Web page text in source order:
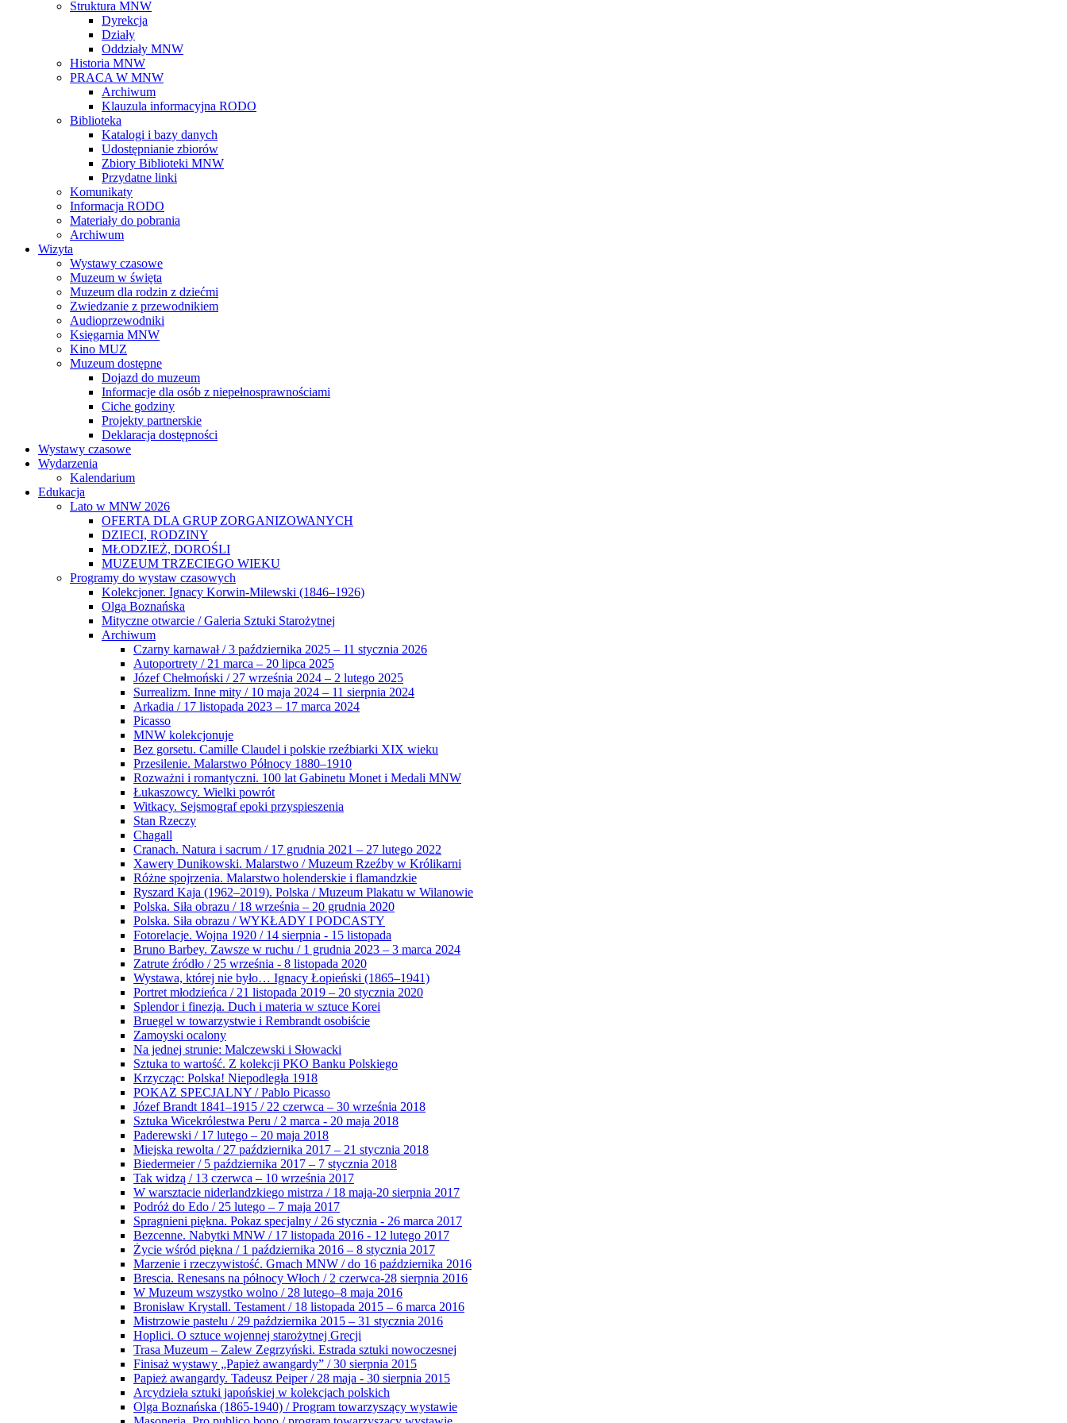
Struktura MNW
Dyrekcja
Działy
Oddziały MNW
Historia MNW
PRACA W MNW
Archiwum
Klauzula informacyjna RODO
Biblioteka
Katalogi i bazy danych
Udostępnianie zbiorów
Zbiory Biblioteki MNW
Przydatne linki
Komunikaty
Informacja RODO
Materiały do pobrania
Archiwum
Wizyta
Wystawy czasowe
Muzeum w święta
Muzeum dla rodzin z dziećmi
Zwiedzanie z przewodnikiem
Audioprzewodniki
Księgarnia MNW
Kino MUZ
Muzeum dostępne
Dojazd do muzeum
Informacje dla osób z niepełnosprawnościami
Ciche godziny
Projekty partnerskie
Deklaracja dostępności
Wystawy czasowe
Wydarzenia
Kalendarium
Edukacja
Lato w MNW 2026
OFERTA DLA GRUP ZORGANIZOWANYCH
DZIECI, RODZINY
MŁODZIEŻ, DOROŚLI
MUZEUM TRZECIEGO WIEKU
Programy do wystaw czasowych
Kolekcjoner. Ignacy Korwin-Milewski (1846–1926)
Olga Boznańska
Mityczne otwarcie / Galeria Sztuki Starożytnej
Archiwum
Czarny karnawał / 3 października 2025 – 11 stycznia 2026
Autoportrety / 21 marca – 20 lipca 2025
Józef Chełmoński / 27 września 2024 – 2 lutego 2025
Surrealizm. Inne mity / 10 maja 2024 – 11 sierpnia 2024
Arkadia / 17 listopada 2023 – 17 marca 2024
Picasso
MNW kolekcjonuje
Bez gorsetu. Camille Claudel i polskie rzeźbiarki XIX wieku
Przesilenie. Malarstwo Północy 1880–1910
Rozważni i romantyczni. 100 lat Gabinetu Monet i Medali MNW
Łukaszowcy. Wielki powrót
Witkacy. Sejsmograf epoki przyspieszenia
Stan Rzeczy
Chagall
Cranach. Natura i sacrum / 17 grudnia 2021 – 27 lutego 2022
Xawery Dunikowski. Malarstwo / Muzeum Rzeźby w Królikarni
Różne spojrzenia. Malarstwo holenderskie i flamandzkie
Ryszard Kaja (1962–2019). Polska / Muzeum Plakatu w Wilanowie
Polska. Siła obrazu / 18 września – 20 grudnia 2020
Polska. Siła obrazu / WYKŁADY I PODCASTY
Fotorelacje. Wojna 1920 / 14 sierpnia - 15 listopada
Bruno Barbey. Zawsze w ruchu / 1 grudnia 2023 – 3 marca 2024
Zatrute źródło / 25 września - 8 listopada 2020
Wystawa, której nie było… Ignacy Łopieński (1865–1941)
Portret młodzieńca / 21 listopada 2019 – 20 stycznia 2020
Splendor i finezja. Duch i materia w sztuce Korei
Bruegel w towarzystwie i Rembrandt osobiście
Zamoyski ocalony
Na jednej strunie: Malczewski i Słowacki
Sztuka to wartość. Z kolekcji PKO Banku Polskiego
Krzycząc: Polska! Niepodległa 1918
POKAZ SPECJALNY / Pablo Picasso
Józef Brandt 1841–1915 / 22 czerwca – 30 września 2018
Sztuka Wicekrólestwa Peru / 2 marca - 20 maja 2018
Paderewski / 17 lutego – 20 maja 2018
Miejska rewolta / 27 października 2017 – 21 stycznia 2018
Biedermeier / 5 października 2017 – 7 stycznia 2018
Tak widzą / 13 czerwca – 10 września 2017
W warsztacie niderlandzkiego mistrza / 18 maja-20 sierpnia 2017
Podróż do Edo / 25 lutego – 7 maja 2017
Spragnieni piękna. Pokaz specjalny / 26 stycznia - 26 marca 2017
Bezcenne. Nabytki MNW / 17 listopada 2016 - 12 lutego 2017
Życie wśród piękna / 1 października 2016 – 8 stycznia 2017
Marzenie i rzeczywistość. Gmach MNW / do 16 października 2016
Brescia. Renesans na północy Włoch / 2 czerwca-28 sierpnia 2016
W Muzeum wszystko wolno / 28 lutego–8 maja 2016
Bronisław Krystall. Testament / 18 listopada 2015 – 6 marca 2016
Mistrzowie pastelu / 29 października 2015 – 31 stycznia 2016
Hoplici. O sztuce wojennej starożytnej Grecji
Trasa Muzeum – Zalew Zegrzyński. Estrada sztuki nowoczesnej
Finisaż wystawy „Papież awangardy” / 30 sierpnia 2015
Papież awangardy. Tadeusz Peiper / 28 maja - 30 sierpnia 2015
Arcydzieła sztuki japońskiej w kolekcjach polskich
Olga Boznańska (1865-1940) / Program towarzyszący wystawie